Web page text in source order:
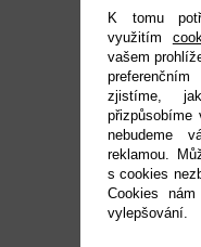
K tomu
využitím
vašem
zjistíme,
přizpůsobíme
nebudeme
reklamou.
s cookies
Cookies
vylepšování.